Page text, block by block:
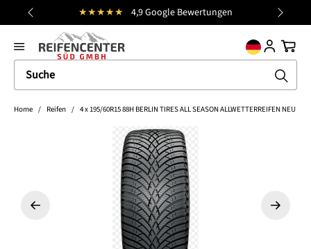
springen★★★★★ 4,9 Google Bewertungen
general.prev
Home / Reifen / 4 x 195/60R15 88H BERLIN TIRES ALL SEASON ALLWETTERREIFEN NEU
Bildergalerie überspringen